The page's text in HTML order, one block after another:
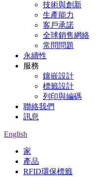
技術與創新
生產能力
客戶承諾
全球銷售網絡
常問問題
永續性
服務
鑲嵌設計
標籤設計
列印與編碼
聯絡我們
訊息
English
家
產品
RFID環保標籤